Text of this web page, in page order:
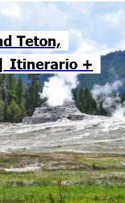
Teton,
Itinerario +